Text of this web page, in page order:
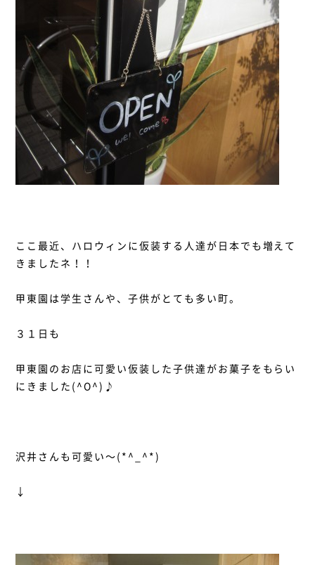
ここ最近、ハロウィンに仮装する人達が日本でも増えて
きましたネ！！
甲東園は学生さんや、子供がとても多い町。
３１日も
甲東園のお店に可愛い仮装した子供達がお菓子をもらい
にきました(^O^)♪
沢井さんも可愛い～(*^_^*)
↓